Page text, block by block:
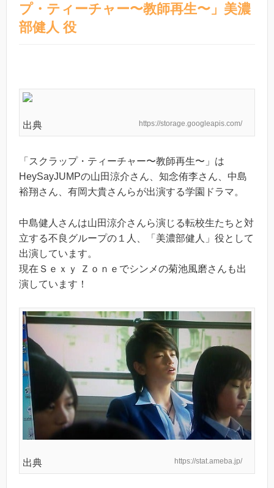
プ・ティーチャー〜教師再生〜」美濃
部健人 役
出典 https://storage.googleapis.com/
「スクラップ・ティーチャー〜教師再生〜」は
HeySayJUMPの山田涼介さん、知念侑李さん、中島
裕翔さん、有岡大貴さんらが出演する学園ドラマ。
中島健人さんは山田涼介さんら演じる転校生たちと対
立する不良グループの１人、「美濃部健人」役として
出演しています。
現在Ｓｅｘｙ Ｚｏｎｅでシンメの菊池風磨さんも出
演しています！
出典 https://stat.ameba.jp/